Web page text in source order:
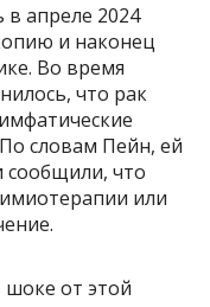
апреле 2024
и наконец
Во время
что рак
словам Пейн, ей
сообщили, что
или
от этой